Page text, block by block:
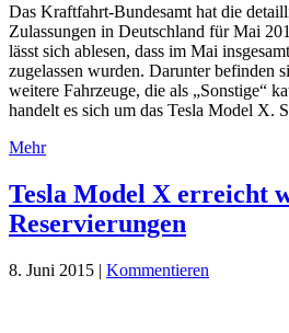
Das Kraftfahrt-Bundesamt hat die
Zulassungen in Deutschland für Mai
lässt sich ablesen, dass im Mai
zugelassen wurden. Darunter befinden
weitere Fahrzeuge, die als „Sonstige“
handelt es sich um das Tesla Model X.
Mehr
Tesla Model X erreicht
Reservierungen
8. Juni 2015 | Kommentieren